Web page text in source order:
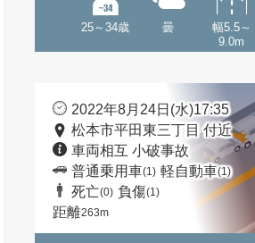
25～34歳 曇
幅5.5～
9.0m
2022年8月24日(水)17:35
松本市平田東三丁目 付近
車両相互 小破事故
普通乗用車(1) 軽自動車(1)
死亡(0) 負傷(1)
距離263m